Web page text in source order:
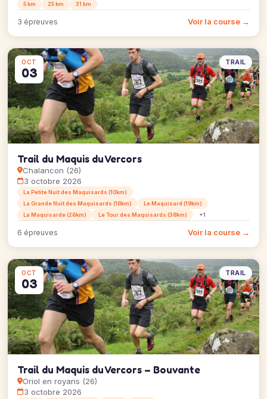
5 km 25 km 31 km
3 épreuves Voir la course →
OCT
03
TRAIL
Trail du Maquis du Vercors
Chalancon (26)
3 octobre 2026
La Petite Nuit des Maquisards (10km)
La Grande Nuit des Maquisards (18km)
Le Maquisard (19km)
La Maquisarde (26km)
Le Tour des Maquisards (38km) +1
6 épreuves Voir la course →
OCT
03
TRAIL
Trail du Maquis du Vercors – Bouvante
Oriol en royans (26)
3 octobre 2026